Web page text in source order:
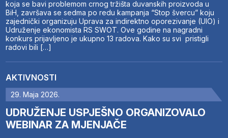
koja se bavi problemom crnog tržišta duvanskih proizvoda u
BiH, završava se sedma po redu kampanja “Stop švercu” koju
zajednički organizuju Uprava za indirektno oporezivanje (UIO) i
Udruženje ekonomista RS SWOT. Ove godine na nagradni
konkurs prijavljeno je ukupno 13 radova. Kako su svi pristigli
radovi bili […]
AKTIVNOSTI
29. Maja 2026.
UDRUŽENJE USPJEŠNO ORGANIZOVALO
WEBINAR ZA MJENJAČE